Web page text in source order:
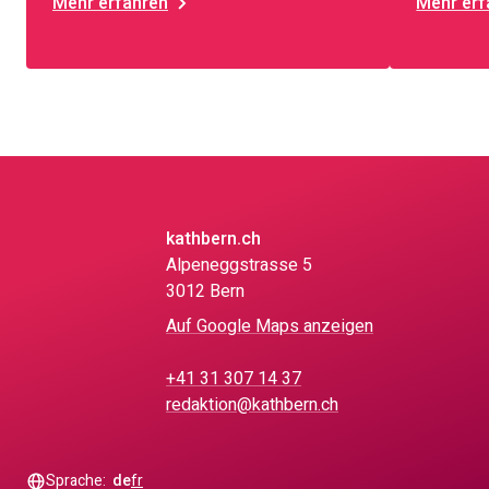
kathbern.ch
Alpeneggstrasse 5
3012 Bern
Auf Google Maps anzeigen
+41 31 307 14 37
redaktion@kathbern.ch
Sprache: defr